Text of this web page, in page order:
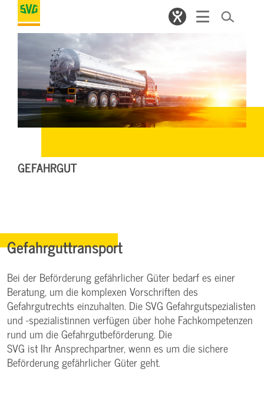
GEFAHRGUT
Gefahrguttransport
Bei der Beförderung gefährlicher Güter bedarf es einer
Beratung, um die komplexen Vorschriften des
Gefahrgutrechts einzuhalten. Die SVG Gefahrgutspezialisten
und -spezialistinnen verfügen über hohe Fachkompetenzen
rund um die Gefahrgutbeförderung. Die
SVG ist Ihr Ansprechpartner, wenn es um die sichere
Beförderung gefährlicher Güter geht.